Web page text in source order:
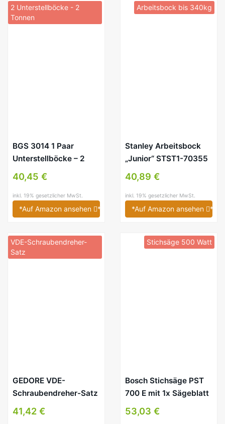
2 Unterstellböcke - 2
Tonnen
BGS 3014 1 Paar
Unterstellböcke – 2
Stück
40,45 €
inkl. 19% gesetzlicher MwSt.
*Auf Amazon ansehen *
Arbeitsbock bis 340kg
Stanley Arbeitsbock
„Junior“ STST1-70355
40,89 €
inkl. 19% gesetzlicher MwSt.
*Auf Amazon ansehen *
VDE-Schraubendreher-
Satz
GEDORE VDE-
Schraubendreher-Satz
PH-077 / 7-tlg. VDE-
Schraubenzieher-Set
41,42 €
Stichsäge 500 Watt
Bosch Stichsäge PST
700 E mit 1x Sägeblatt
und Koffer – 500 Watt
53,03 €